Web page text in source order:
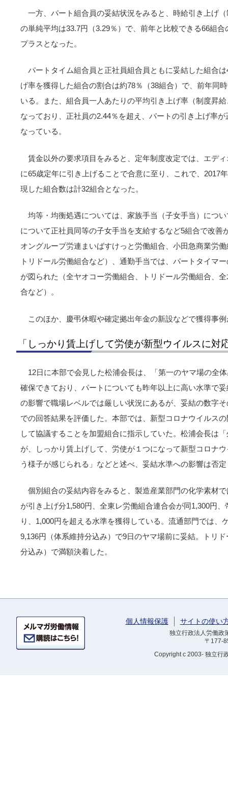
一方、パート組合員の妥結状況をみると、時給引き上げ
の単純平均は33.7円（3.29％）で、前年と比較できる66組
プラスとなった。
パートタイム組合員と正社員組合員ともに妥結した組合
げ率を獲得した組合の割合は約78％（38組合）で、前年同
いる。また、組合員一人あたりの平均引き上げ率（制度昇
なっており、正社員の2.44％を超え、パートの引き上げ率
なっている。
賃金以外の要求項目をみると、定年制度改定では、エデ
に65歳定年に引き上げることで合意に至り、これで、2017
現した組合数は計32組合となった。
均等・均衡処遇については、家族手当（子女手当）につ
について正社員同等の子女手当を支給するなど5組合で改善
オングループ労連まいばすけっと労働組合、小田急商業労
トリドール労働組合など）、通勤手当では、パートタイマ
が図られた（全ヤオコー労働組合、トリドール労働組合、
合など）。
このほか、慶弔休暇や確定拠出年金の新設などで獲得事
「しっかり賃上げして労使が新型ウイルスに対
12日に本部で会見した松浦会長は、「第一のヤマ場の全
確保できており、パートについても昨年以上に高い水準で
の影響で職場レベルでは厳しい状況にあるが、妥結の数字
での回答結果を評価した。本部では、新型コロナウイルス
して協議することを加盟組合に指示していた。松浦会長は
が、しっかり賃上げして、労使が１つになって新型コロナ
う様子が感じられる」などと述べ、妥結水準への影響は否
個別組合の妥結内容をみると、製造産業部門の化学素材
が引き上げ分1,580円、全東レ労働組合連合会が同1,300円
り、1,000円を超える水準を獲得している。流通部門では、
9,136円（体系維持分込み）で9日のヤマ場前に妥結。トリ
分込み）で満額決着した。
個人情報保護 サイトの使い
独立行政法人労働
〒177-
Copyrightc 2003- 独立行